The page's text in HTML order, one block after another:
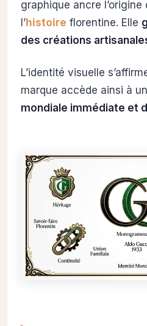
graphique ancre
l’histoire florentine. Elle
des créations
L’identité visuelle
marque accède ainsi à
mondiale immédiate et